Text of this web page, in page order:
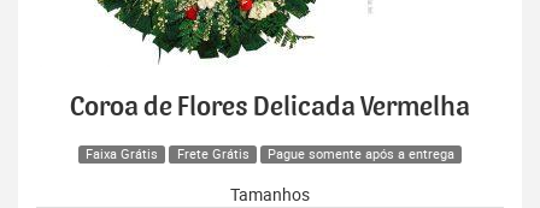
Coroa de Flores Delicada Vermelha
Faixa Grátis Frete Grátis Pague somente após a entrega
Tamanhos